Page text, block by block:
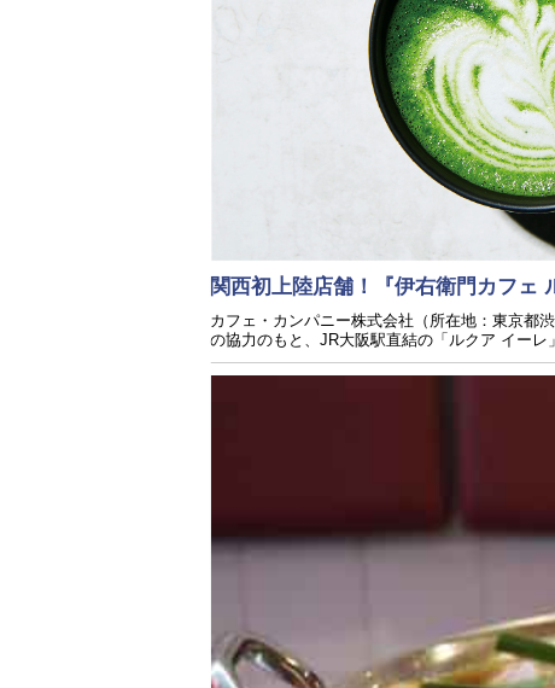
関⻄初上陸店舗！『伊右衛門カフェ
カフェ・カンパニー株式会社（所在地：東京都
の協⼒のもと、JR大阪駅直結の「ルクア イー